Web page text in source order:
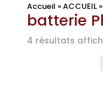
Accueil »ACCUEIL»
batterie
4 résultats